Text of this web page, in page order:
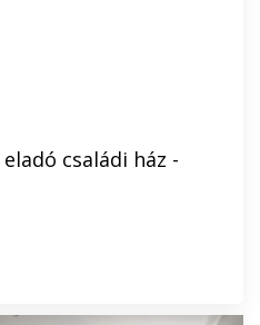
családi ház -